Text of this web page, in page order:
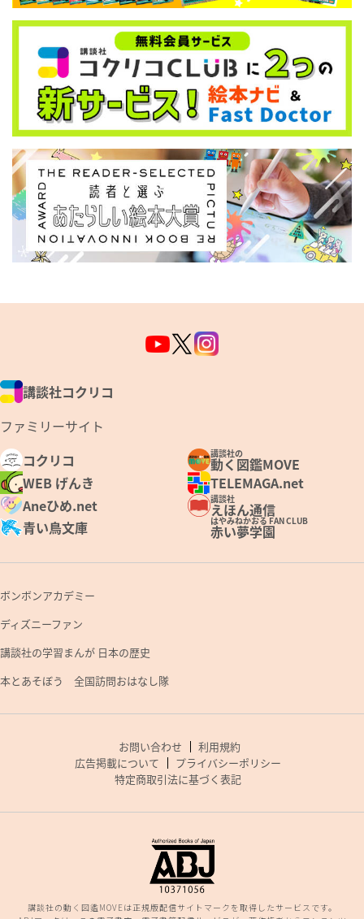
講談社コクリコ
ファミリーサイト
コクリコ
講談社の
動く図鑑MOVE
WEB げんき
TELEMAGA.net
Aneひめ.net
講談社
えほん通信
青い鳥文庫
はやみねかおる FAN CLUB
赤い夢学園
ボンボンアカデミー
ディズニーファン
講談社の学習まんが 日本の歴史
本とあそぼう 全国訪問おはなし隊
お問い合わせ
利用規約
広告掲載について
プライバシーポリシー
特定商取引法に基づく表記
講談社の動く図鑑MOVEは正規版配信サイトマークを取得したサービスです。